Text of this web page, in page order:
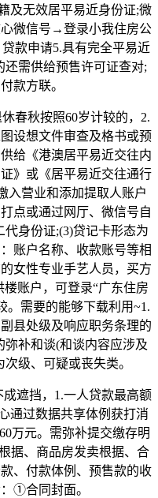
及无效居平易近身份证;微
微信号→登录小我住房公
款申请5.具有完全平易近
需供给预售许可证查对;
款方联。
秋按照60岁计较的，2.
设想文件审查及格书或预
给《港澳居平易近交往内
》或《居平易近交往通行
入营业和添加提取人账户
点或通过网厅、微信号自
身份证;(3)贷记卡形态为
账户名称、收款账号等相
女性专业手艺人员，买方
账户，可登录“广东住房
。需要的能够下载利用~1.
县处级及响应职务条理的
补和谈(和谈内容应涉及
级、可疑或丧失类。
遮挡，1.一人贷款最高额
通过数据共享体例获打消
万元。需弥补提交缴存明
据、商品房发卖根据、合
、付款体例、预售款的收
①合同封面。